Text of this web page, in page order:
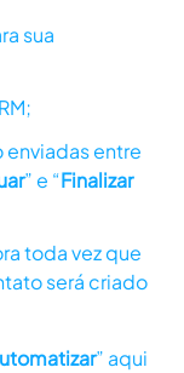
sua
enviadas entre
” e “Finalizar
toda vez que
será criado
” aqui